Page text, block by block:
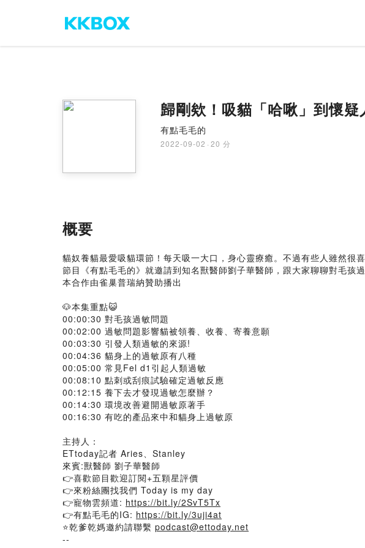
歸剛欸！吸貓「哈啾」到懷
有點毛毛的
2022-09-02 · 20 分
概要
貓奴養貓最愛吸貓環節！每天吸一大口，身心靈療癒。不過有些人雖然
節目《有點毛毛的》就邀請到知名獸醫師劉子華醫師，跟大家聊聊對毛孩
本合作由雀巢普瑞納贊助播出
🐶本集重點😺
00:00:30 對毛孩過敏問題
00:02:00 過敏問題影響貓被領養、收養、寄養意願
00:03:30 引發人類過敏的來源!
00:04:36 貓身上的過敏原有八種
00:05:00 常見Fel d1引起人類過敏
00:08:10 點刺或刮痕試驗確定過敏反應
00:12:15 養下去才發現過敏怎麼辦？
00:14:30 環境改善避開過敏原著手
00:16:30 有吃的產品來中和貓身上過敏原
主持人：
ETtoday記者 Aries、Stanley
來賓:獸醫師 劉子華醫師
👉喜歡節目歡迎訂閱+五顆星評價
👉來粉絲團找我們 Today is my day
👉寵物雲頻道: https://bit.ly/2SvT5Tx
👉有點毛毛的IG: https://bit.ly/3uji4at
⭐乾爹乾媽邀約請聯繫 podcast@ettoday.net
--